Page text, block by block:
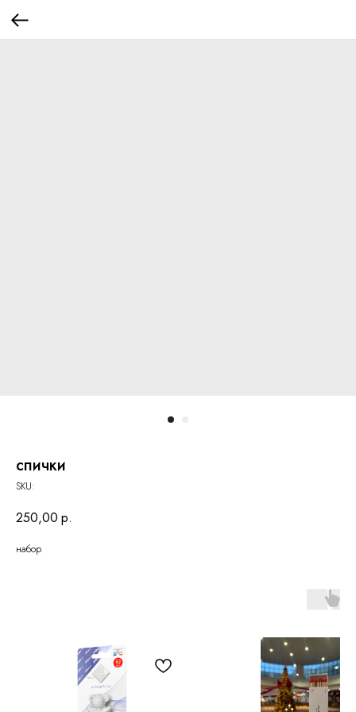
спички
SKU:
250,00 р.
набор